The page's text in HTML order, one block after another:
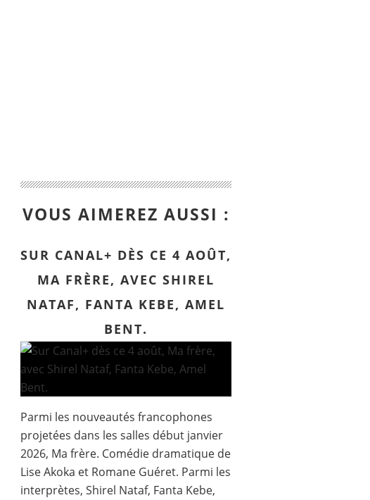
VOUS AIMEREZ AUSSI :
SUR CANAL+ DÈS CE 4 AOÛT,
MA FRÈRE, AVEC SHIREL
NATAF, FANTA KEBE, AMEL
BENT.
Parmi les nouveautés francophones
projetées dans les salles début janvier
2026, Ma frère. Comédie dramatique de
Lise Akoka et Romane Guéret. Parmi les
interprètes, Shirel Nataf, Fanta Kebe,